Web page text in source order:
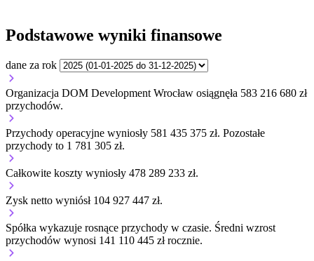
Podstawowe wyniki finansowe
dane za rok
Organizacja DOM Development Wrocław osiągnęła 583 216 680 zł
przychodów.
Przychody operacyjne wyniosły 581 435 375 zł. Pozostałe
przychody to 1 781 305 zł.
Całkowite koszty wyniosły 478 289 233 zł.
Zysk netto wyniósł 104 927 447 zł.
Spółka wykazuje rosnące przychody w czasie. Średni wzrost
przychodów wynosi 141 110 445 zł rocznie.